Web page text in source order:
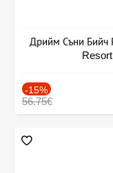
Дрийм Съни Бийч
-15%
56.75€